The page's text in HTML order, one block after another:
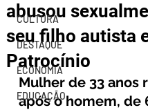
CULTURA
DESTAQUE
ECONOMIA
EDUCAÇÃO
abusou
seu filho autista
Patrocínio
Mulher de 33 anos
após o homem, de